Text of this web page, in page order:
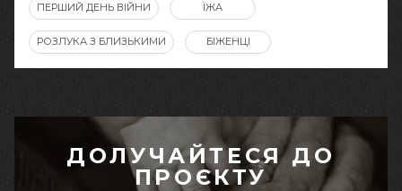
ПЕРШИЙ ДЕНЬ ВІЙНИ ЇЖА
РОЗЛУКА З БЛИЗЬКИМИ БІЖЕНЦІ
ДОЛУЧАЙТЕСЯ ДО
ПРОЄКТУ